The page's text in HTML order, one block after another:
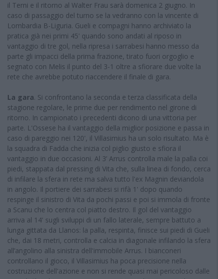
il Terni e il ritorno al Walter Frau sarà domenica 2 giugno. In
caso di passaggio del turno se la vedranno con la vincente di
Lombardia B-Liguria. Gueli e compagni hanno archiviato la
pratica già nei primi 45' quando sono andati al riposo in
vantaggio di tre gol, nella ripresa i sarrabesi hanno messo da
parte gli impacci della prima frazione, tirato fuori orgoglio e
segnato con Melis il punto del 3-1 oltre a sfiorare due volte la
rete che avrebbe potuto riaccendere il finale di gara.
La gara. Si confrontano la seconda e terza classificata della
stagione regolare, le prime due per rendimento nel girone di
ritorno. In campionato i precedenti dicono di una vittoria per
parte. L'Ossese ha il vantaggio della miglior posizione e passa in
caso di pareggio nei 120', il Villasimius ha un solo risultato. Ma è
la squadra di Fadda che inizia col piglio giusto e sfiora il
vantaggio in due occasioni. Al 3’ Arrus controlla male la palla coi
piedi, stappata dal pressing di Vita che, sulla linea di fondo, cerca
di infilare la sfera in rete ma salva tutto l'ex Magnin deviandola
in angolo. Il portiere dei sarrabesi si rifà 1' dopo quando
respinge il sinistro di Vita da pochi passi e poi si immola di fronte
a Scanu che lo centra col piatto destro. Il gol del vantaggio
arriva al 14' sugli sviluppi di un fallo laterale, sempre battuto a
lunga gittata da Llanos: la palla, respinta, finisce sui piedi di Gueli
che, dai 18 metri, controlla e calcia in diagonale infilando la sfera
all’angolino alla sinistra dell'immobile Arrus. I bianconeri
controllano il gioco, il Villasimius ha poca precisione nella
costruzione dell'azione e non si rende quasi mai pericoloso dalle